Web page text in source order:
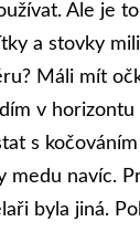
Ale je
a stovky
Máli mít
v
s
navíc.
byla jiná.